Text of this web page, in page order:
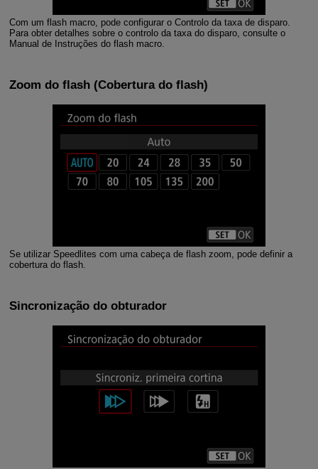
Com um flash macro, pode configurar o Controlo da taxa de disparo.
Para obter detalhes sobre o controlo da taxa do disparo, consulte o
Manual de Instruções do flash macro.
Zoom do flash(Cobertura do flash)
Se utilizar Speedlites com uma cabeça de flash zoom, pode definir a
cobertura do flash.
Sincronização do obturador